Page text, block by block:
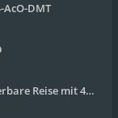
AcO-DMT
Reise mit 4g Pilze